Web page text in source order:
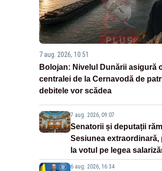
7 aug. 2026, 10:51
Bolojan: Nivelul Dunării asigură
centralei de la Cernavodă de
debitele vor scădea
7 aug. 2026, 09:07
Senatorii și deputații
Sesiunea extraordinară,
la votul pe legea
6 aug. 2026, 16:34